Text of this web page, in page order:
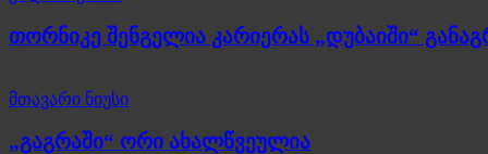
თორნიკე შენგელია კარიერას „დუბაიში“
მთავარი ნიუსი
„გაგრაში“ ორი ახალწვეულია